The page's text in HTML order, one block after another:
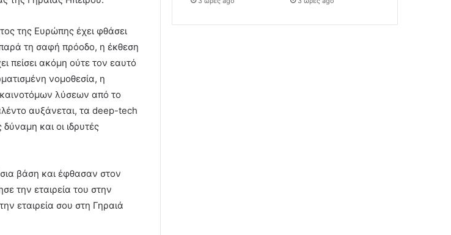
της Ευρώπης έχει φθάσει
τη σαφή πρόοδο, η έκθεση
πείσει ακόμη ούτε τον εαυτό
νομοθεσία, η
λύσεων από το
αυξάνεται, τα deep-tech
και οι ιδρυτές
βάση και έφθασαν στον
την εταιρεία του στην
εταιρεία σου στη Γηραιά